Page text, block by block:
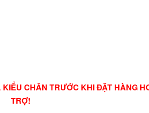
CHÂN TRƯỚC KHI ĐẶT HÀNG
TRỢ!